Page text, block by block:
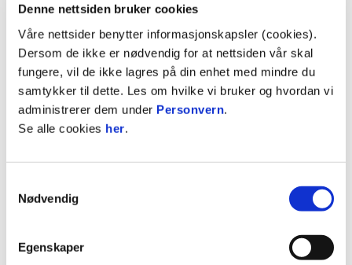
Denne nettsiden bruker cookies
Våre nettsider benytter informasjonskapsler (cookies).
Dersom de ikke er nødvendig for at nettsiden vår skal
fungere, vil de ikke lagres på din enhet med mindre du
samtykker til dette. Les om hvilke vi bruker og hvordan vi
administrerer dem under Personvern.
Se alle cookies her.
Nødvendig
Egenskaper
Stillingen er dermed 2-2.
I det 77. minutt får en Vard Haugesund-spiller,
Erik Berland sitt andre gule kort for dagen, som
resulterer i rødt. De må dermed spille med ti
mann de siste 12 ordinære minuttene.
Trengereid slår en perfekt pasning som Iman Mafi
tid etter er Vard Haugesund på offensiven. De
kontring med en offensiv Josias King-Furaha. Han
setter fart, tar med seg ballen på et imponerende